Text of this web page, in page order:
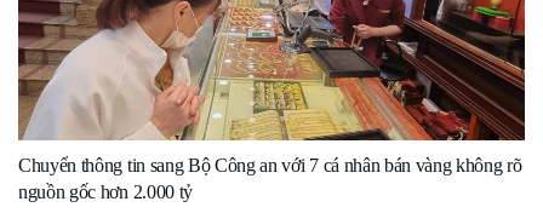
Chuyển thông tin sang Bộ Công an với 7 cá nhân bán vàng không rõ
nguồn gốc hơn 2.000 tỷ